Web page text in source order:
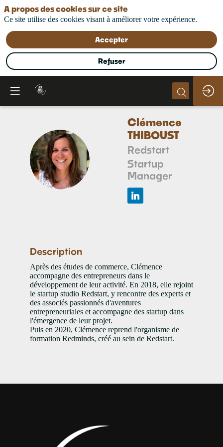
CT
Clémence
THIBOUST
Redstart
Startup
Manager
Description
Après des études de commerce, Clémence
accompagne des entrepreneurs dans le
développement de leur activité. En 2018, elle rejoint
le startup studio Redstart, y rencontre des experts et
des associés passionnés d'aventures
entrepreneuriales et accompagne des startup dans
l'émergence de leur projet.
Puis en 2020, Clémence reprend l'organisme de
formation Redminds, créé au sein de Redstart.
A propos des cookies sur ce site
Ce site utilise des cookies visant à améliorer votre expérience.
Accepter
Refuser